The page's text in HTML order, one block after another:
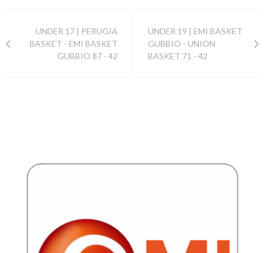
UNDER 17 | PERUGIA
BASKET - EMI BASKET
GUBBIO 87 - 42
UNDER 19 | EMI BASKET
GUBBIO - UNION
BASKET 71 - 42